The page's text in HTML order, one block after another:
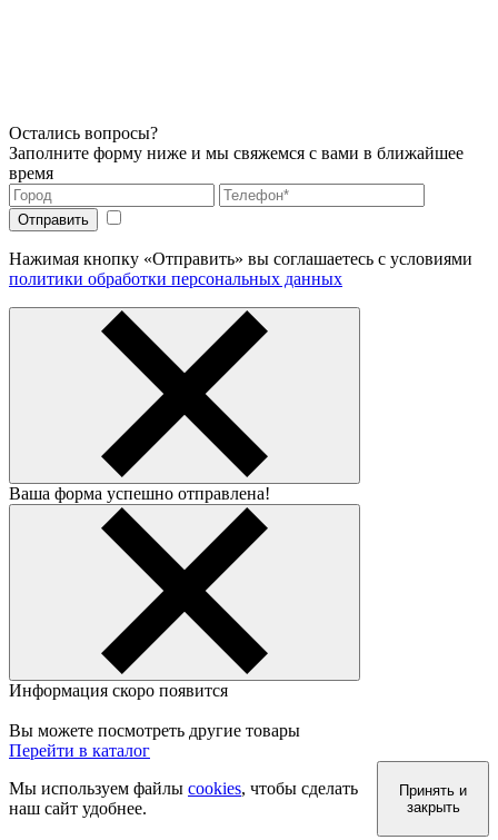
Остались вопросы?
Заполните форму ниже и мы свяжемся с вами в ближайшее
время
Нажимая кнопку «Отправить» вы соглашаетесь с условиями
политики обработки персональных данных
Ваша форма успешно отправлена!
Информация скоро появится
Вы можете посмотреть другие товары
Перейти в каталог
Мы используем файлы cookies, чтобы сделать
наш сайт удобнее.
Принять и
закрыть